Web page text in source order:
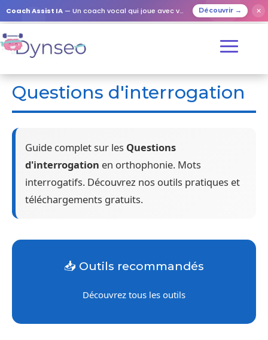
Coach Assist IA — Un coach vocal qui joue avec vos proches Découvrir → ✕
Questions d'interrogation
Guide complet sur les Questions
d'interrogation en orthophonie. Mots
interrogatifs. Découvrez nos outils pratiques et
téléchargements gratuits.
📥 Outils recommandés
Découvrez tous les outils